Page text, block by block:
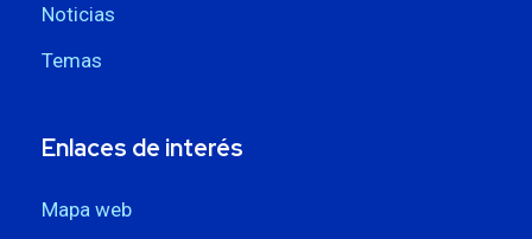
Noticias
Temas
Enlaces de interés
Mapa web